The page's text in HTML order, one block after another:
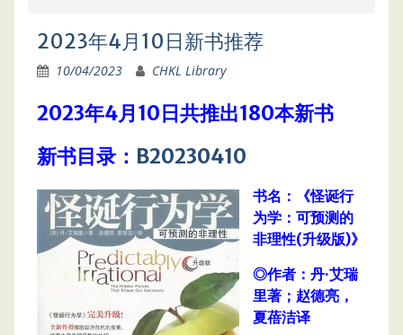
2023年4月10日新书推荐
10/04/2023 CHKL Library
2023年4月10日共推出180本新书
新书目录： B20230410
书名：《怪诞行
为学：可预测的
非理性(升级版)》
◎作者：丹·艾瑞
里著；赵德亮，
夏蓓洁译